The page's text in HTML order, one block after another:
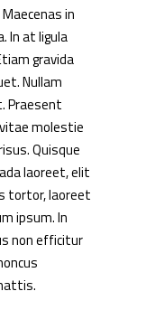
in
In at ligula
gravida
Nullam
Praesent
molestie
Quisque
laoreet, elit
tortor, laoreet
ipsum. In
non efficitur